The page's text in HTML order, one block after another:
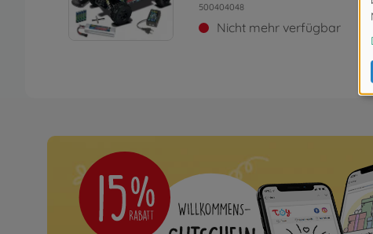
500404048
Nicht mehr verfügbar